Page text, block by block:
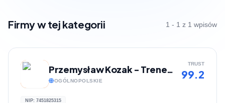
Firmy w tej kategorii 1 - 1 z 1 wpisów
Przemysław Kozak - Trener i dietetyk online
OGÓLNOPOLSKIE
TRUST
99.2
NIP: 7451825315